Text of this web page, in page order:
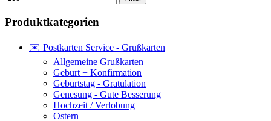
Produktkategorien
✉️ Postkarten Service - Grußkarten
Allgemeine Grußkarten
Geburt + Konfirmation
Geburtstag - Gratulation
Genesung - Gute Besserung
Hochzeit / Verlobung
Ostern